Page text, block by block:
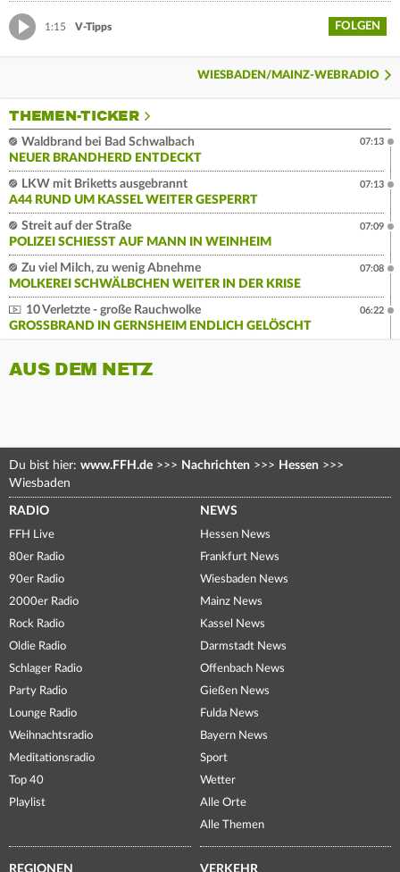
1:15 V-Tipps FOLGEN
WIESBADEN/MAINZ-WEBRADIO
THEMEN-TICKER
Waldbrand bei Bad Schwalbach
NEUER BRANDHERD ENTDECKT
07:13
LKW mit Briketts ausgebrannt
A44 RUND UM KASSEL WEITER GESPERRT
07:13
Streit auf der Straße
POLIZEI SCHIESST AUF MANN IN WEINHEIM
07:09
Zu viel Milch, zu wenig Abnehme
MOLKEREI SCHWÄLBCHEN WEITER IN DER KRISE
07:08
10 Verletzte - große Rauchwolke
GROSSBRAND IN GERNSHEIM ENDLICH GELÖSCHT
06:22
AUS DEM NETZ
Du bist hier: www.FFH.de >>> Nachrichten >>> Hessen >>>
Wiesbaden
RADIO
FFH Live
80er Radio
90er Radio
2000er Radio
Rock Radio
Oldie Radio
Schlager Radio
Party Radio
Lounge Radio
Weihnachtsradio
Meditationsradio
Top 40
Playlist
NEWS
Hessen News
Frankfurt News
Wiesbaden News
Mainz News
Kassel News
Darmstadt News
Offenbach News
Gießen News
Fulda News
Bayern News
Sport
Wetter
Alle Orte
Alle Themen
REGIONEN VERKEHR